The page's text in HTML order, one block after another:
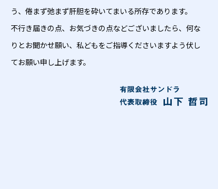
う、倦まず弛まず肝胆を砕いてまいる所存であります。
不行き届きの点、お気づきの点などございましたら、何な
りとお聞かせ願い、私どもをご指導くださいますよう伏し
てお願い申し上げます。